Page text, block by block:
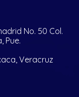
No. 50 Col.
Pue.
Veracruz